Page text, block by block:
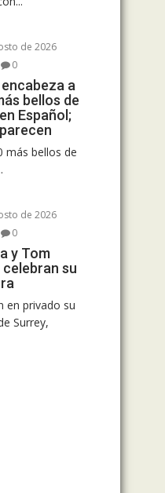
de 2026
0
a
bellos de
Español;
más bellos de
de 2026
0
y Tom
celebran su
en privado su
Surrey,